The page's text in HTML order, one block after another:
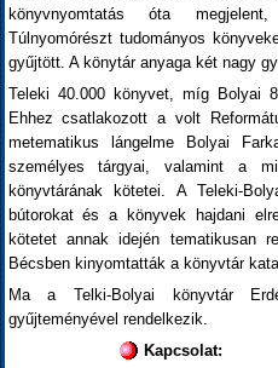
könyvnyomtatás óta
Túlnyomórészt tudományos
gyűjtött. A könytár anyaga két nagy
Teleki 40.000 könyvet, míg Bolyai
Ehhez csatlakozott a volt
metematikus lángelme Bolyai
személyes tárgyai, valamint a
könyvtárának kötetei. A Teleki-
bútorokat és a könyvek hajdani
kötetet annak idején tematikusan
Bécsben kinyomtatták a könyvtár
Ma a Telki-Bolyai könyvtár
gyűjteményével rendelkezik.
Kapcsolat: